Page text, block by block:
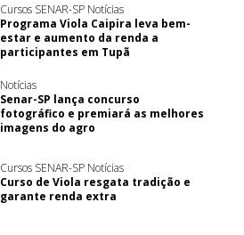
Cursos SENAR-SP Notícias
Programa Viola Caipira leva bem-
estar e aumento da renda a
participantes em Tupã
Notícias
Senar-SP lança concurso
fotográfico e premiará as melhores
imagens do agro
Cursos SENAR-SP Notícias
Curso de Viola resgata tradição e
garante renda extra